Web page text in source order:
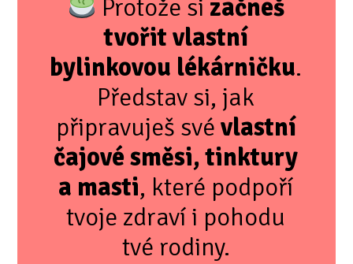
Protože si začneš
tvořit vlastní
bylinkovou lékárničku.
Představ si, jak
připravuješ své vlastní
čajové směsi, tinktury
a masti, které podpoří
tvoje zdraví i pohodu
tvé rodiny.